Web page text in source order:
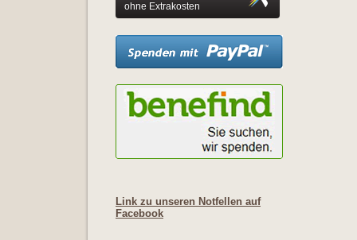
ohne Extrakosten
Link zu unseren Notfellen auf
Facebook